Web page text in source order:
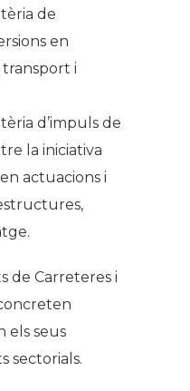
de
en
i
d’impuls de
la iniciativa
actuacions i
de Carreteres i
els seus
sectorials.